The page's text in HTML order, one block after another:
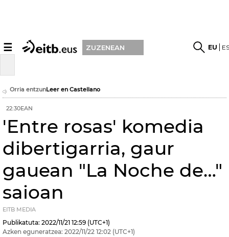
☰ ZUZENEAN EU
Orria entzunLeer en Castellano
22:30EAN
'Entre rosas' komedia
dibertigarria, gaur
gauean "La Noche de…"
saioan
EITB MEDIA
Publikatuta: 2022/11/21 12:59 (UTC+1)
Azken eguneratzea: 2022/11/22 12:02 (UTC+1)